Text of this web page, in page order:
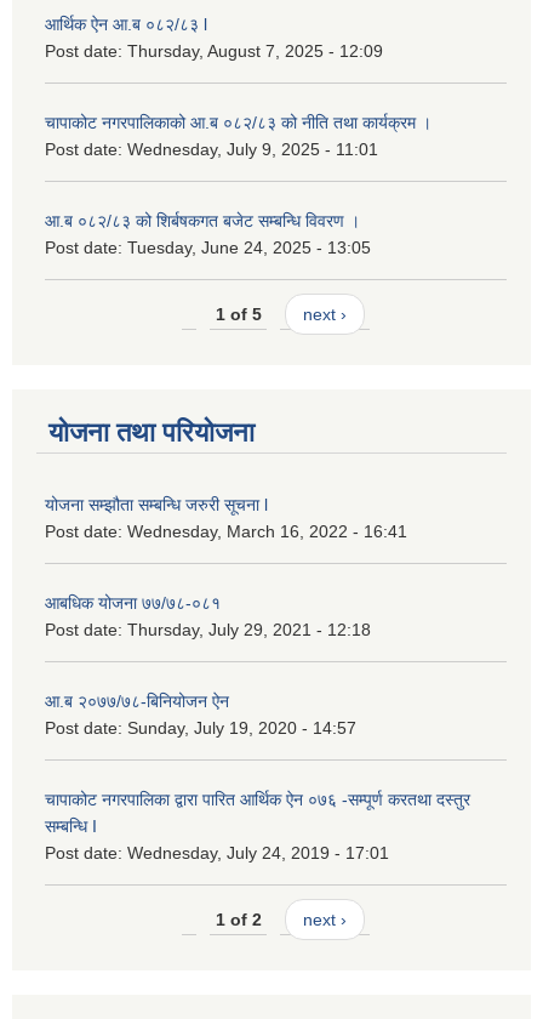
आर्थिक ऐन आ.ब ०८२/८३ l
Post date: Thursday, August 7, 2025 - 12:09
चापाकोट नगरपालिकाको आ.ब ०८२/८३ को नीति तथा कार्यक्रम ।
Post date: Wednesday, July 9, 2025 - 11:01
आ.ब ०८२/८३ को शिर्बषकगत बजेट सम्बन्धि विवरण ।
Post date: Tuesday, June 24, 2025 - 13:05
1 of 5 next ›
योजना तथा परियोजना
योजना सम्झौता सम्बन्धि जरुरी सूचना l
Post date: Wednesday, March 16, 2022 - 16:41
आबधिक योजना ७७/७८-०८१
Post date: Thursday, July 29, 2021 - 12:18
आ.ब २०७७/७८-बिनियोजन ऐन
Post date: Sunday, July 19, 2020 - 14:57
चापाकोट नगरपालिका द्वारा पारित आर्थिक ऐन ०७६ -सम्पूर्ण करतथा दस्तुर
सम्बन्धि I
Post date: Wednesday, July 24, 2019 - 17:01
1 of 2 next ›